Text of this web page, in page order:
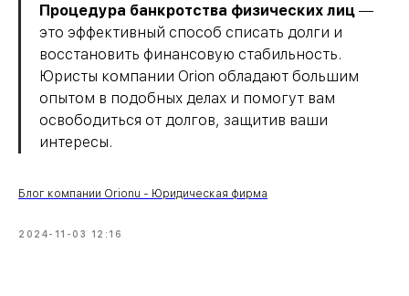
Процедура банкротства физических лиц —
это эффективный способ списать долги и
восстановить финансовую стабильность.
Юристы компании Orion обладают большим
опытом в подобных делах и помогут вам
освободиться от долгов, защитив ваши
интересы.
Блог компании Orionu - Юридическая фирма
2024-11-03 12:16